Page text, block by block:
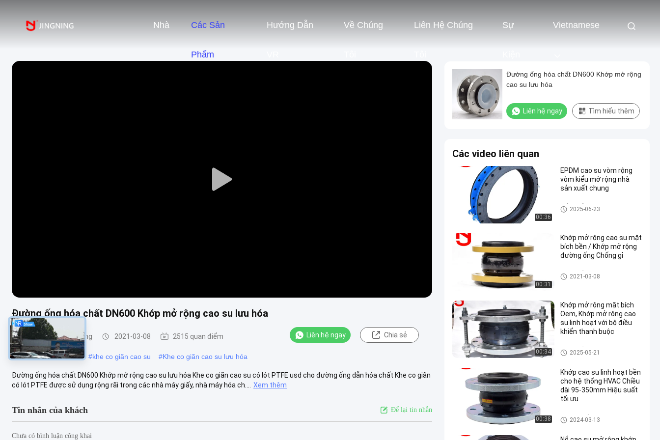
Nhà Các Sản
Phẩm
Hướng Dẫn Về Chúng Liên Hệ Chúng Sự Vietnamese
Play
Đường ống hóa chất DN600 Khớp mở rộng cao su lưu hóa
Cao su mở rộng chung 2021-03-08 2515 quan điểm Liên hệ ngay Chia sẻ
#khe co giãn mặt bích #khe co giãn cao su #Khe co giãn cao su lưu hóa
Đường ống hóa chất DN600 Khớp mở rộng cao su lưu hóa Khe co giãn cao su có lót PTFE usd cho đường ống dẫn hóa chất Khe co giãn
có lót PTFE được sử dụng rộng rãi trong các nhà máy giấy, nhà máy hóa ch....
Xem thêm
Tin nhắn của khách Để lại tin nhắn
Chưa có bình luận công khai
Đường ống hóa chất DN600 Khớp mở rộng
cao su lưu hóa
Liên hệ ngay Tìm hiểu thêm
Các video liên quan
00:36
EPDM cao su vòm rộng
vòm kiểu mở rộng nhà
sản xuất chung
Phần mở rộng cao su EPDM
2025-06-23
00:31
Khớp mở rộng cao su mặt
bích bền / Khớp mở rộng
đường ống Chống gỉ
Khớp mở rộng cao su hình cầ
u đơn
2021-03-08
00:34
Khớp mở rộng mặt bích
Oem, Khớp mở rộng cao
su linh hoạt với bộ điều
khiển thanh buộc
Khớp mở rộng cao su hình cầ
u đơn
2025-05-21
00:38
Khớp cao su linh hoạt bền
cho hệ thống HVAC Chiều
dài 95-350mm Hiệu suất
tối ưu
Cao su mở rộng chung
2024-03-13